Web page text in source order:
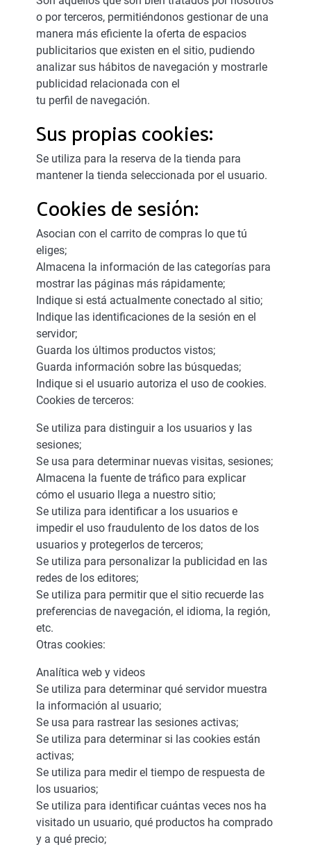
o por terceros, permitiéndonos gestionar de una
manera más eficiente la oferta de espacios
publicitarios que existen en el sitio, pudiendo
analizar sus hábitos de navegación y mostrarle
publicidad relacionada con el
tu perfil de navegación.
Sus propias cookies:
Se utiliza para la reserva de la tienda para
mantener la tienda seleccionada por el usuario.
Cookies de sesión:
Asocian con el carrito de compras lo que tú
eliges;
Almacena la información de las categorías para
mostrar las páginas más rápidamente;
Indique si está actualmente conectado al sitio;
Indique las identificaciones de la sesión en el
servidor;
Guarda los últimos productos vistos;
Guarda información sobre las búsquedas;
Indique si el usuario autoriza el uso de cookies.
Cookies de terceros:
Se utiliza para distinguir a los usuarios y las
sesiones;
Se usa para determinar nuevas visitas, sesiones;
Almacena la fuente de tráfico para explicar
cómo el usuario llega a nuestro sitio;
Se utiliza para identificar a los usuarios e
impedir el uso fraudulento de los datos de los
usuarios y protegerlos de terceros;
Se utiliza para personalizar la publicidad en las
redes de los editores;
Se utiliza para permitir que el sitio recuerde las
preferencias de navegación, el idioma, la región,
etc.
Otras cookies:
Analítica web y videos
Se utiliza para determinar qué servidor muestra
la información al usuario;
Se usa para rastrear las sesiones activas;
Se utiliza para determinar si las cookies están
activas;
Se utiliza para medir el tiempo de respuesta de
los usuarios;
Se utiliza para identificar cuántas veces nos ha
visitado un usuario, qué productos ha comprado
y a qué precio;